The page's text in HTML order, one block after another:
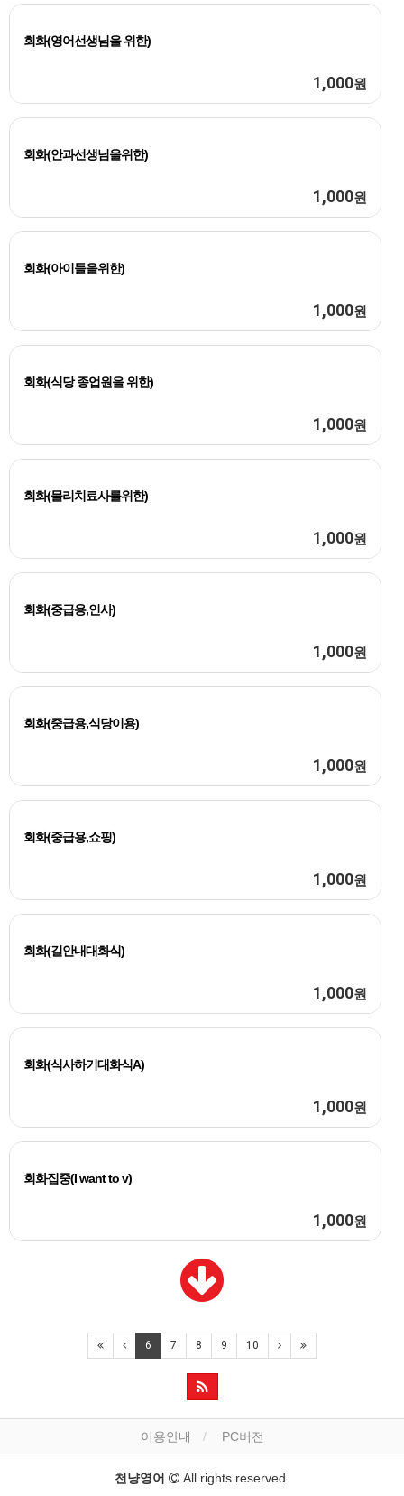
회화(영어선생님을 위한)
1,000원
회화(안과선생님을위한)
1,000원
회화(아이들을위한)
1,000원
회화(식당 종업원을 위한)
1,000원
회화(물리치료사를위한)
1,000원
회화(중급용,인사)
1,000원
회화(중급용,식당이용)
1,000원
회화(중급용,쇼핑)
1,000원
회화(길안내대화식)
1,000원
회화(식사하기대화식A)
1,000원
회화집중(I want to v)
1,000원
6 7 8 9 10
이용안내 PC버전
천냥영어 All rights reserved.